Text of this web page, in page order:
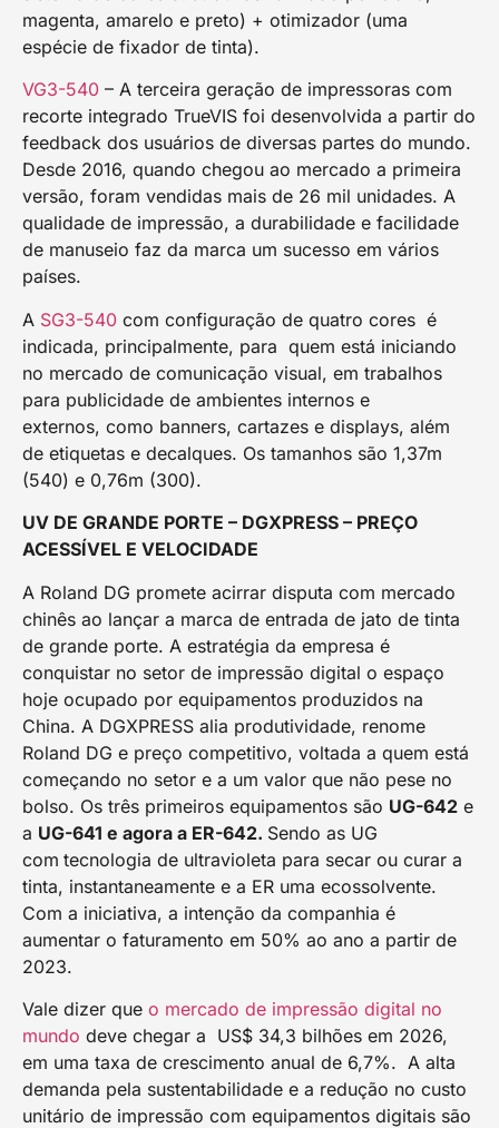
magenta, amarelo e preto) + otimizador (uma
espécie de fixador de tinta).
VG3-540 – A terceira geração de impressoras com
recorte integrado TrueVIS foi desenvolvida a partir do
feedback dos usuários de diversas partes do mundo.
Desde 2016, quando chegou ao mercado a primeira
versão, foram vendidas mais de 26 mil unidades. A
qualidade de impressão, a durabilidade e facilidade
de manuseio faz da marca um sucesso em vários
países.
A SG3-540 com configuração de quatro cores é
indicada, principalmente, para quem está iniciando
no mercado de comunicação visual, em trabalhos
para publicidade de ambientes internos e
externos, como banners, cartazes e displays, além
de etiquetas e decalques. Os tamanhos são 1,37m
(540) e 0,76m (300).
UV DE GRANDE PORTE – DGXPRESS – PREÇO
ACESSÍVEL E VELOCIDADE
A Roland DG promete acirrar disputa com mercado
chinês ao lançar a marca de entrada de jato de tinta
de grande porte. A estratégia da empresa é
conquistar no setor de impressão digital o espaço
hoje ocupado por equipamentos produzidos na
China. A DGXPRESS alia produtividade, renome
Roland DG e preço competitivo, voltada a quem está
começando no setor e a um valor que não pese no
bolso. Os três primeiros equipamentos são UG-642 e
a UG-641 e agora a ER-642. Sendo as UG
com tecnologia de ultravioleta para secar ou curar a
tinta, instantaneamente e a ER uma ecossolvente.
Com a iniciativa, a intenção da companhia é
aumentar o faturamento em 50% ao ano a partir de
2023.
Vale dizer que o mercado de impressão digital no
mundo deve chegar a US$ 34,3 bilhões em 2026,
em uma taxa de crescimento anual de 6,7%. A alta
demanda pela sustentabilidade e a redução no custo
unitário de impressão com equipamentos digitais são